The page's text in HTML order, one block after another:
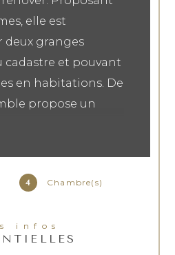
4 Chambre(s)
infos
elle est
deux granges
cadastre et pouvant
en habitations. De
propose un
Voir conseils
plus : Vue Pyrénées,